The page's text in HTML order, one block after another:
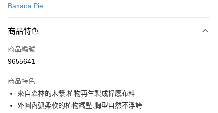
LINE Pay
Apple Pay
Google Pay
全支付
Banana Pie
商品特色
商品編號
9655641
商品特色
來自森林的木漿.植物再生製成棉感布料
外圓內弧柔軟的植物襯墊.胸型自然不浮誇